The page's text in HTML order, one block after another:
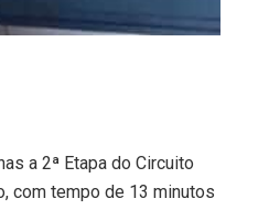
a 2ª Etapa do Circuito
com tempo de 13 minutos